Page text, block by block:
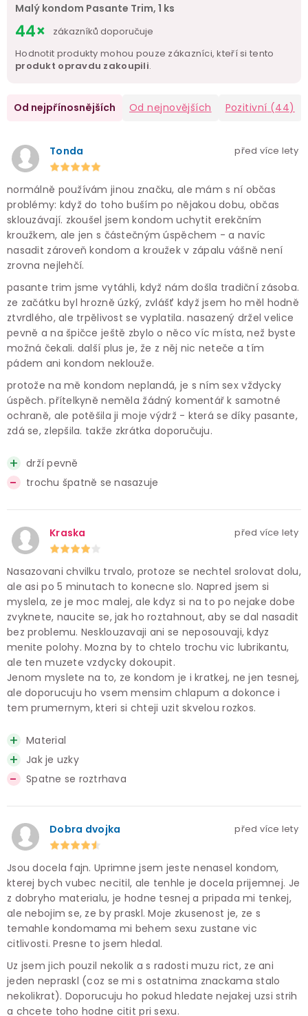
Malý kondom Pasante Trim, 1 ks
44×
zákazníků doporučuje
Hodnotit produkty mohou pouze zákazníci, kteří si tento
produkt opravdu zakoupili.
Od nejpřínosnějších Od nejnovějších Pozitivní (44)
Tonda před více lety
normálně používám jinou značku, ale mám s ní občas
problémy: když do toho buším po nějakou dobu, občas
sklouzávají. zkoušel jsem kondom uchytit erekčním
kroužkem, ale jen s částečným úspěchem - a navíc
nasadit zároveň kondom a kroužek v zápalu vášně není
zrovna nejlehčí.
pasante trim jsme vytáhli, když nám došla tradiční zásoba.
ze začátku byl hrozně úzký, zvlášť když jsem ho měl hodně
ztvrdlého, ale trpělivost se vyplatila. nasazený držel velice
pevně a na špičce ještě zbylo o něco víc místa, než byste
možná čekali. další plus je, že z něj nic neteče a tím
pádem ani kondom neklouže.
protože na mě kondom neplandá, je s ním sex vždycky
úspěch. přítelkyně neměla žádný komentář k samotné
ochraně, ale potěšila ji moje výdrž - která se díky pasante,
zdá se, zlepšila. takže zkrátka doporučuju.
drží pevně
trochu špatně se nasazuje
Kraska před více lety
Nasazovani chvilku trvalo, protoze se nechtel srolovat dolu,
ale asi po 5 minutach to konecne slo. Napred jsem si
myslela, ze je moc malej, ale kdyz si na to po nejake dobe
zvyknete, naucite se, jak ho roztahnout, aby se dal nasadit
bez problemu. Nesklouzavaji ani se neposouvaji, kdyz
menite polohy. Mozna by to chtelo trochu vic lubrikantu,
ale ten muzete vzdycky dokoupit.
Jenom myslete na to, ze kondom je i kratkej, ne jen tesnej,
ale doporucuju ho vsem mensim chlapum a dokonce i
tem prumernym, kteri si chteji uzit skvelou rozkos.
Material
Jak je uzky
Spatne se roztrhava
Dobra dvojka před více lety
Jsou docela fajn. Uprimne jsem jeste nenasel kondom,
kterej bych vubec necitil, ale tenhle je docela prijemnej. Je
z dobryho materialu, je hodne tesnej a pripada mi tenkej,
ale nebojim se, ze by praskl. Moje zkusenost je, ze s
temahle kondomama mi behem sexu zustane vic
citlivosti. Presne to jsem hledal.
Uz jsem jich pouzil nekolik a s radosti muzu rict, ze ani
jeden nepraskl (coz se mi s ostatnima znackama stalo
nekolikrat). Doporucuju ho pokud hledate nejakej uzsi strih
a chcete toho hodne citit pri sexu.